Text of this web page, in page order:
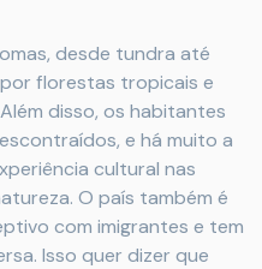
desde tundra até
florestas tropicais e
disso, os habitantes
e há muito a
cultural nas
O país também é
com imigrantes e tem
Isso quer dizer que